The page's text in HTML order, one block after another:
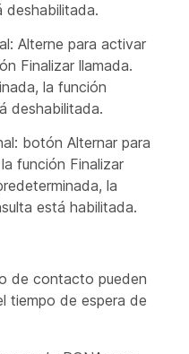
deshabilitada.
Alterne para activar
Finalizar llamada.
la función
deshabilitada.
botón Alternar para
función Finalizar
la
está habilitada.
de contacto pueden
tiempo de espera de